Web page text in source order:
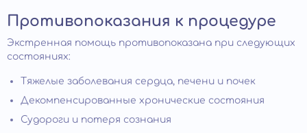
Противопоказания к процедуре
Экстренная помощь противопоказана при следующих
состояниях:
Тяжелые заболевания сердца, печени и почек
Декомпенсированные хронические состояния
Судороги и потеря сознания